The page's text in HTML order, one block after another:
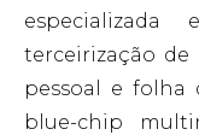
terceirização
pessoal e folha
blue-chip